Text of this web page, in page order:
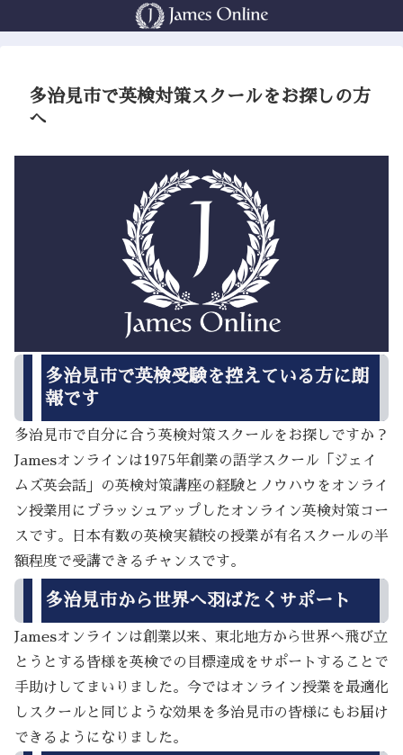
多治見市で英検対策スクールをお探しの方
へ
多治見市で英検受験を控えている方に朗
報です
多治見市で自分に合う英検対策スクールをお探しですか？
Jamesオンラインは1975年創業の語学スクール「ジェイ
ムズ英会話」の英検対策講座の経験とノウハウをオンライ
ン授業用にブラッシュアップしたオンライン英検対策コー
スです。日本有数の英検実績校の授業が有名スクールの半
額程度で受講できるチャンスです。
多治見市から世界へ羽ばたくサポート
Jamesオンラインは創業以来、東北地方から世界へ飛び立
とうとする皆様を英検での目標達成をサポートすることで
手助けしてまいりました。今ではオンライン授業を最適化
しスクールと同じような効果を多治見市の皆様にもお届け
できるようになりました。